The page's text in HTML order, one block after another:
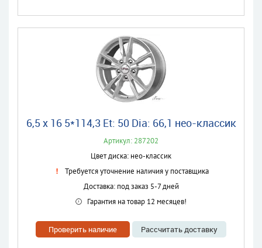
6,5 x 16 5*114,3 Et: 50 Dia: 66,1 нео-классик
Артикул: 287202
Цвет диска: нео-классик
Требуется уточнение наличия у поставщика
Доставка: под заказ 5-7 дней
Гарантия на товар 12 месяцев!
Проверить наличие Рассчитать доставку